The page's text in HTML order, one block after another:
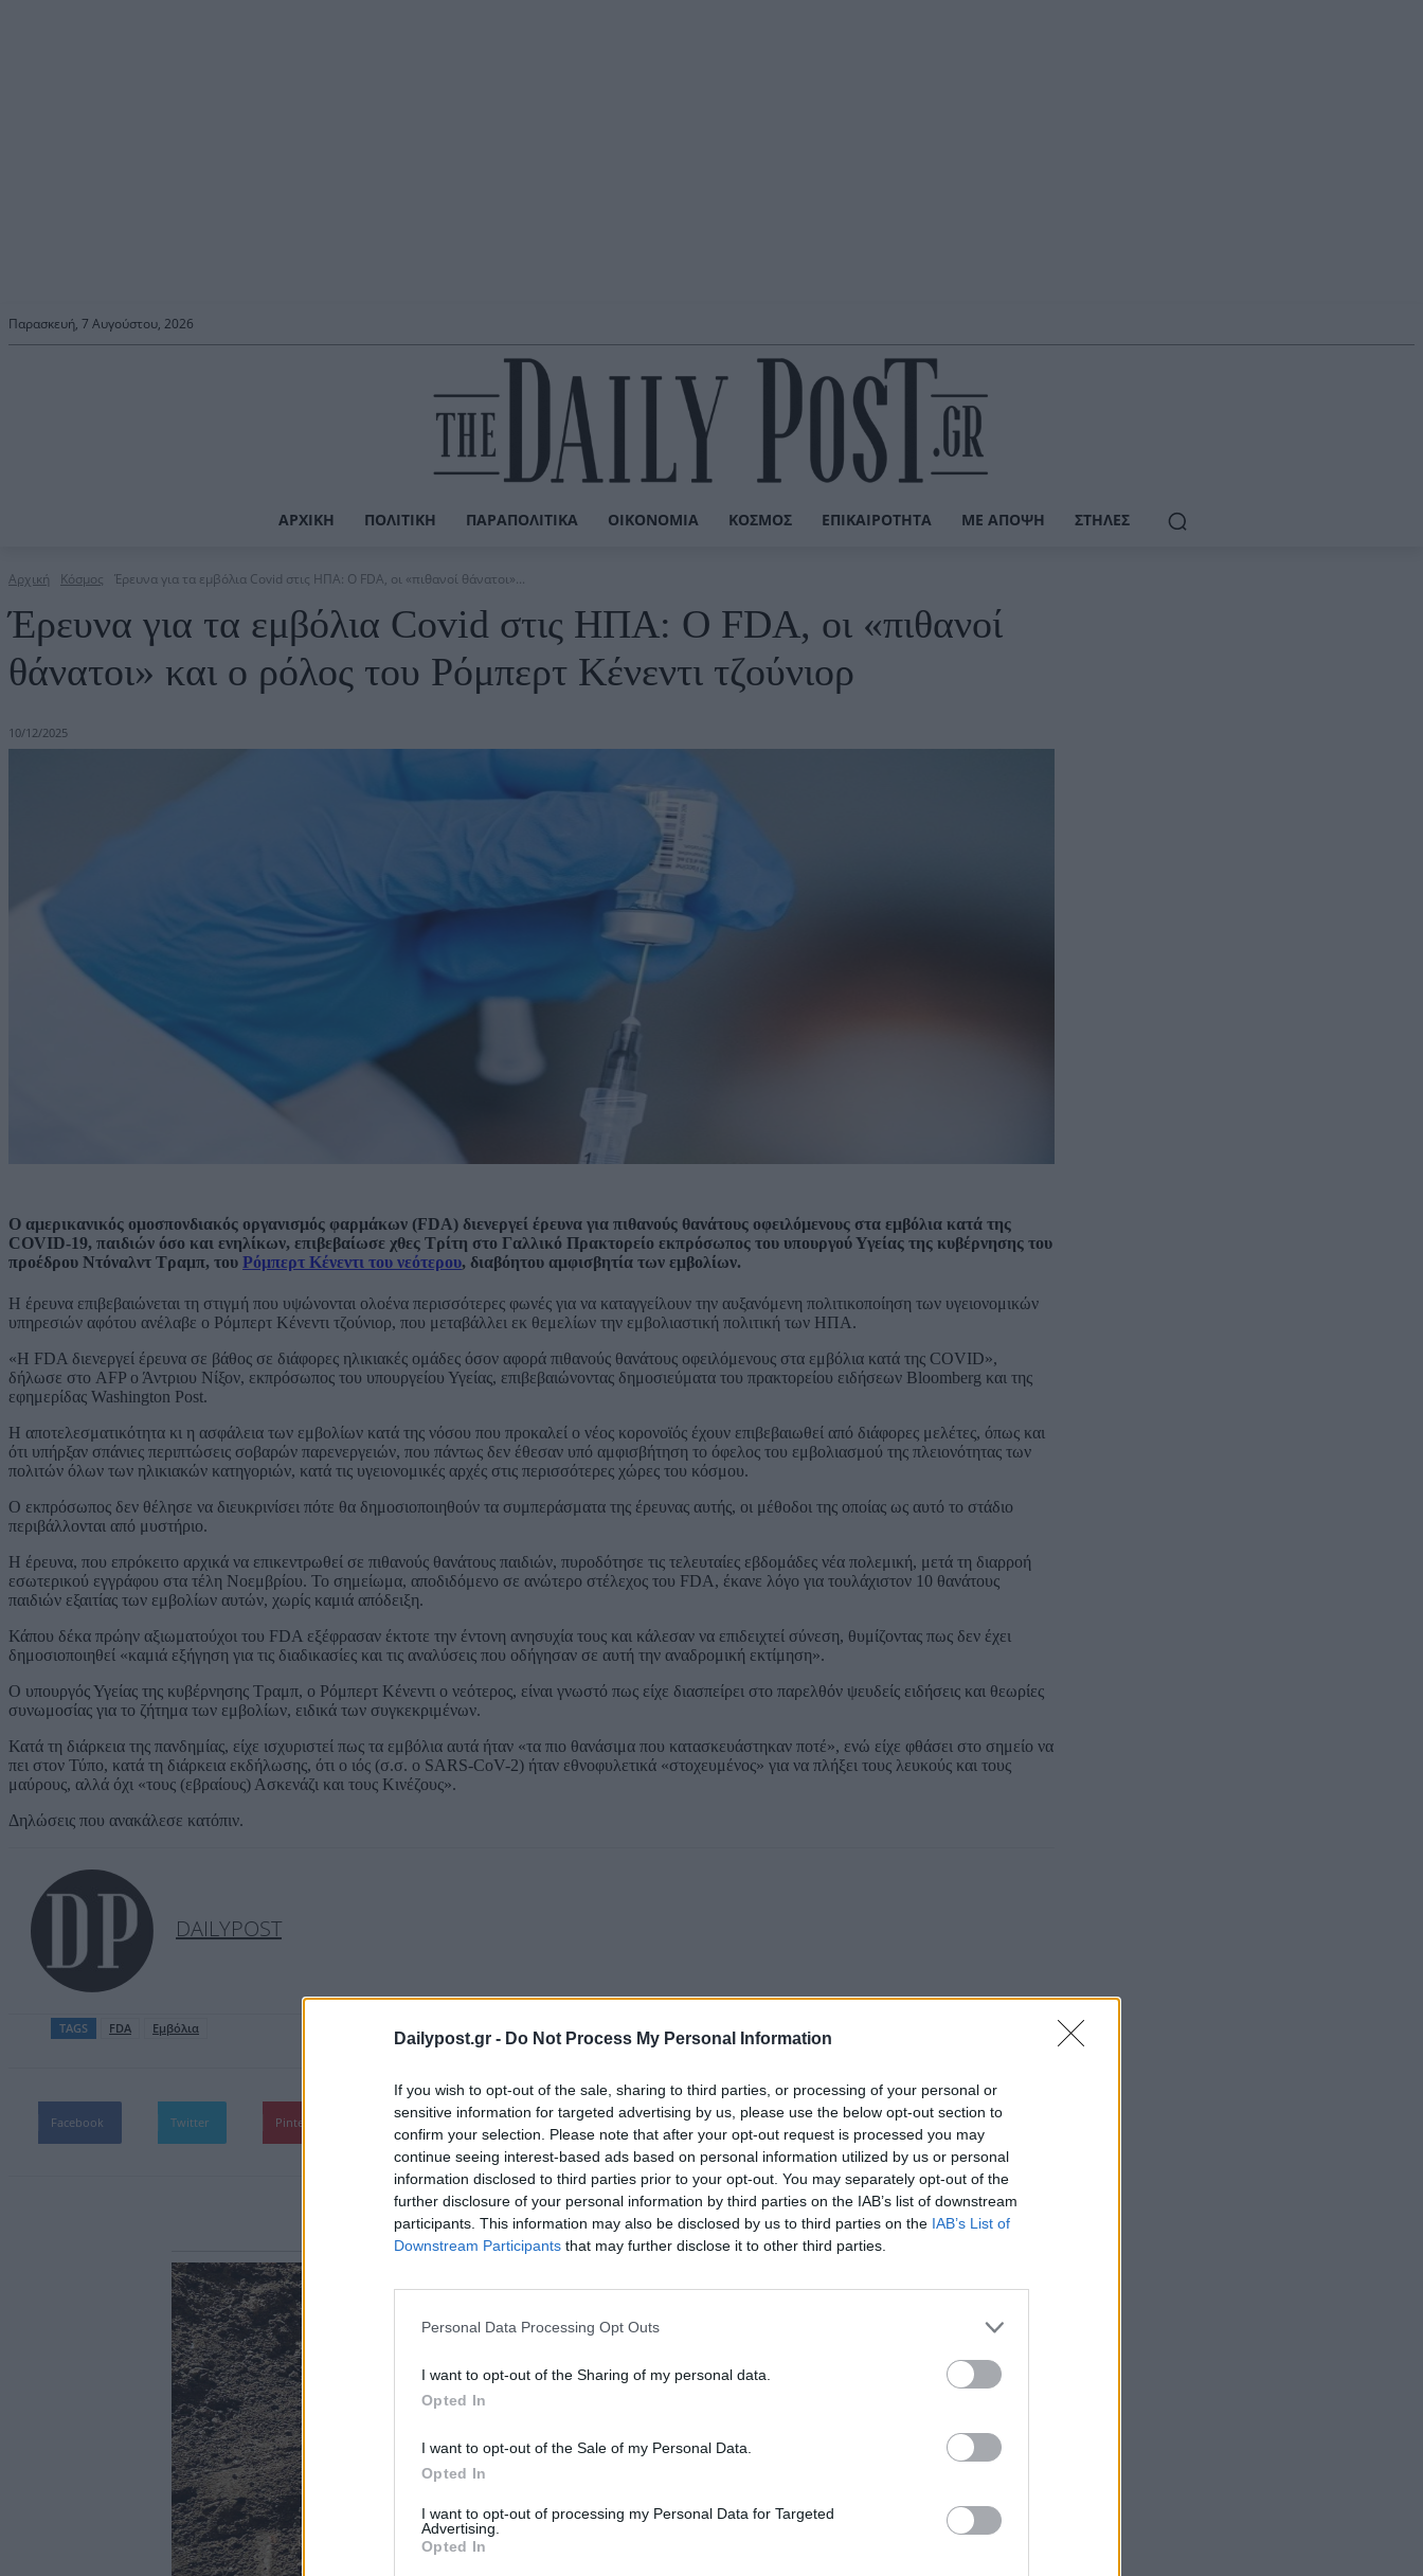
Dailypost.gr - Do Not Process My Personal Information
If you wish to opt-out of the sale, sharing to third parties, or processing of your personal or
sensitive information for targeted advertising by us, please use the below opt-out section to
confirm your selection. Please note that after your opt-out request is processed you may
continue seeing interest-based ads based on personal information utilized by us or personal
information disclosed to third parties prior to your opt-out. You may separately opt-out of the
further disclosure of your personal information by third parties on the IAB’s list of downstream
participants. This information may also be disclosed by us to third parties on the IAB’s List of
Downstream Participants that may further disclose it to other third parties.
Personal Data Processing Opt Outs
I want to opt-out of the Sharing of my personal data.
Opted In
I want to opt-out of the Sale of my Personal Data.
Opted In
I want to opt-out of processing my Personal Data for Targeted
Advertising.
Opted In
Παρασκευή, 7 Αυγούστου, 2026
ΑΡΧΙΚΉ ΠΟΛΙΤΙΚΉ ΠΑΡΑΠΟΛΙΤΙΚΆ ΟΙΚΟΝΟΜΊΑ ΚΌΣΜΟΣ ΕΠΙΚΑΙΡΌΤΗΤΑ ΜΕ ΆΠΟΨΗ ΣΤΉΛΕΣ
Αρχική Κόσμος Έρευνα για τα εμβόλια Covid στις ΗΠΑ: Ο FDA, οι «πιθανοί θάνατοι»...
Έρευνα για τα εμβόλια Covid στις ΗΠΑ: Ο FDA, οι «πιθανοί
θάνατοι» και ο ρόλος του Ρόμπερτ Κένεντι τζούνιορ
10/12/2025
Ο αμερικανικός ομοσπονδιακός οργανισμός φαρμάκων (FDA) διενεργεί έρευνα για πιθανούς θανάτους οφειλόμενους στα εμβόλια κατά της
COVID-19, παιδιών όσο και ενηλίκων, επιβεβαίωσε χθες Τρίτη στο Γαλλικό Πρακτορείο εκπρόσωπος του υπουργού Υγείας της κυβέρνησης του
προέδρου Ντόναλντ Τραμπ, του Ρόμπερτ Κένεντι του νεότερου, διαβόητου αμφισβητία των εμβολίων.
Η έρευνα επιβεβαιώνεται τη στιγμή που υψώνονται ολοένα περισσότερες φωνές για να καταγγείλουν την αυξανόμενη πολιτικοποίηση των υγειονομικών
υπηρεσιών αφότου ανέλαβε ο Ρόμπερτ Κένεντι τζούνιορ, που μεταβάλλει εκ θεμελίων την εμβολιαστική πολιτική των ΗΠΑ.
«Η FDA διενεργεί έρευνα σε βάθος σε διάφορες ηλικιακές ομάδες όσον αφορά πιθανούς θανάτους οφειλόμενους στα εμβόλια κατά της COVID»,
δήλωσε στο AFP ο Άντριου Νίξον, εκπρόσωπος του υπουργείου Υγείας, επιβεβαιώνοντας δημοσιεύματα του πρακτορείου ειδήσεων Bloomberg και της
εφημερίδας Washington Post.
Η αποτελεσματικότητα κι η ασφάλεια των εμβολίων κατά της νόσου που προκαλεί ο νέος κορονοϊός έχουν επιβεβαιωθεί από διάφορες μελέτες, όπως και
ότι υπήρξαν σπάνιες περιπτώσεις σοβαρών παρενεργειών, που πάντως δεν έθεσαν υπό αμφισβήτηση το όφελος του εμβολιασμού της πλειονότητας των
πολιτών όλων των ηλικιακών κατηγοριών, κατά τις υγειονομικές αρχές στις περισσότερες χώρες του κόσμου.
Ο εκπρόσωπος δεν θέλησε να διευκρινίσει πότε θα δημοσιοποιηθούν τα συμπεράσματα της έρευνας αυτής, οι μέθοδοι της οποίας ως αυτό το στάδιο
περιβάλλονται από μυστήριο.
Η έρευνα, που επρόκειτο αρχικά να επικεντρωθεί σε πιθανούς θανάτους παιδιών, πυροδότησε τις τελευταίες εβδομάδες νέα πολεμική, μετά τη διαρροή
εσωτερικού εγγράφου στα τέλη Νοεμβρίου. Το σημείωμα, αποδιδόμενο σε ανώτερο στέλεχος του FDA, έκανε λόγο για τουλάχιστον 10 θανάτους
παιδιών εξαιτίας των εμβολίων αυτών, χωρίς καμιά απόδειξη.
Κάπου δέκα πρώην αξιωματούχοι του FDA εξέφρασαν έκτοτε την έντονη ανησυχία τους και κάλεσαν να επιδειχτεί σύνεση, θυμίζοντας πως δεν έχει
δημοσιοποιηθεί «καμιά εξήγηση για τις διαδικασίες και τις αναλύσεις που οδήγησαν σε αυτή την αναδρομική εκτίμηση».
Ο υπουργός Υγείας της κυβέρνησης Τραμπ, ο Ρόμπερτ Κένεντι ο νεότερος, είναι γνωστό πως είχε διασπείρει στο παρελθόν ψευδείς ειδήσεις και θεωρίες
συνωμοσίας για το ζήτημα των εμβολίων, ειδικά των συγκεκριμένων.
Κατά τη διάρκεια της πανδημίας, είχε ισχυριστεί πως τα εμβόλια αυτά ήταν «τα πιο θανάσιμα που κατασκευάστηκαν ποτέ», ενώ είχε φθάσει στο σημείο να
πει στον Τύπο, κατά τη διάρκεια εκδήλωσης, ότι ο ιός (σ.σ. ο SARS-CoV-2) ήταν εθνοφυλετικά «στοχευμένος» για να πλήξει τους λευκούς και τους
μαύρους, αλλά όχι «τους (εβραίους) Ασκενάζι και τους Κινέζους».
Δηλώσεις που ανακάλεσε κατόπιν.
DAILYPOST
TAGS FDA Εμβόλια
Facebook Twitter Pinterest WhatsApp